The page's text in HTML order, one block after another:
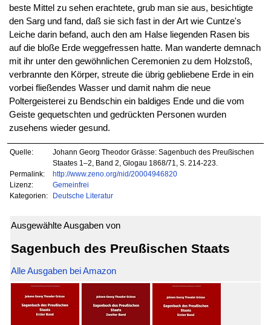
beste Mittel zu sehen erachtete, grub man sie aus, besichtigte
den Sarg und fand, daß sie sich fast in der Art wie Cuntze's
Leiche darin befand, auch den am Halse liegenden Rasen bis
auf die bloße Erde weggefressen hatte. Man wanderte demnach
mit ihr unter den gewöhnlichen Ceremonien zu dem Holzstoß,
verbrannte den Körper, streute die übrig gebliebene Erde in ein
vorbei fließendes Wasser und damit nahm die neue
Poltergeisterei zu Bendschin ein baldiges Ende und die vom
Geiste gequetschten und gedrückten Personen wurden
zusehens wieder gesund.
Quelle:
Johann Georg Theodor Grässe: Sagenbuch des Preußischen
Staates 1–2, Band 2, Glogau 1868/71, S. 214-223.
Permalink:
http://www.zeno.org/nid/20004946820
Lizenz:
Gemeinfrei
Kategorien:
Deutsche Literatur
Ausgewählte Ausgaben von
Sagenbuch des Preußischen Staats
Alle Ausgaben bei Amazon